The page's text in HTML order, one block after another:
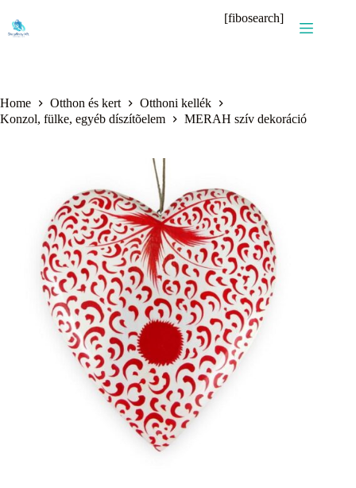
content
[fibosearch]
Home Otthon és kert
Otthoni kellék
Konzol, fülke, egyéb díszítõelem
MERAH szív dekoráció